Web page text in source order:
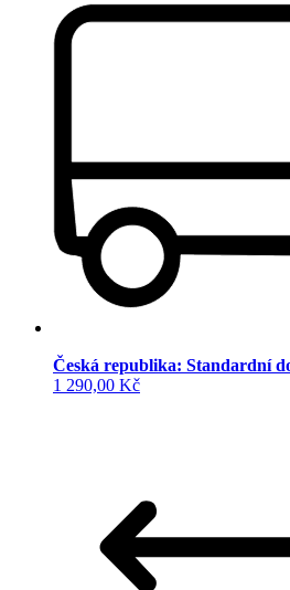
Česká republika: Standardní
1 290,00 Kč